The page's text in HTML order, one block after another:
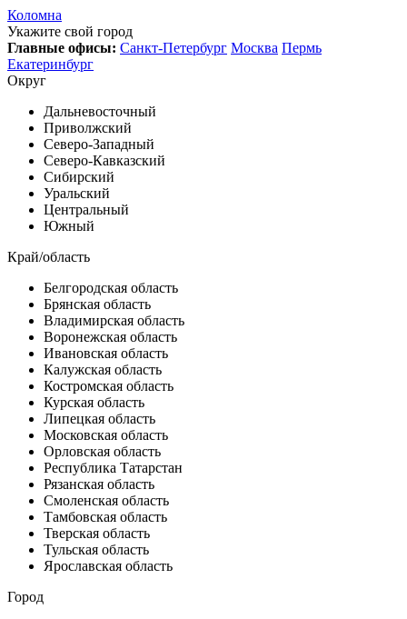
Коломна
Укажите свой город
Главные офисы: Санкт-Петербург Москва Пермь
Екатеринбург
Округ
Дальневосточный
Приволжский
Северо-Западный
Северо-Кавказский
Сибирский
Уральский
Центральный
Южный
Край/область
Белгородская область
Брянская область
Владимирская область
Воронежская область
Ивановская область
Калужская область
Костромская область
Курская область
Липецкая область
Московская область
Орловская область
Республика Татарстан
Рязанская область
Смоленская область
Тамбовская область
Тверская область
Тульская область
Ярославская область
Город